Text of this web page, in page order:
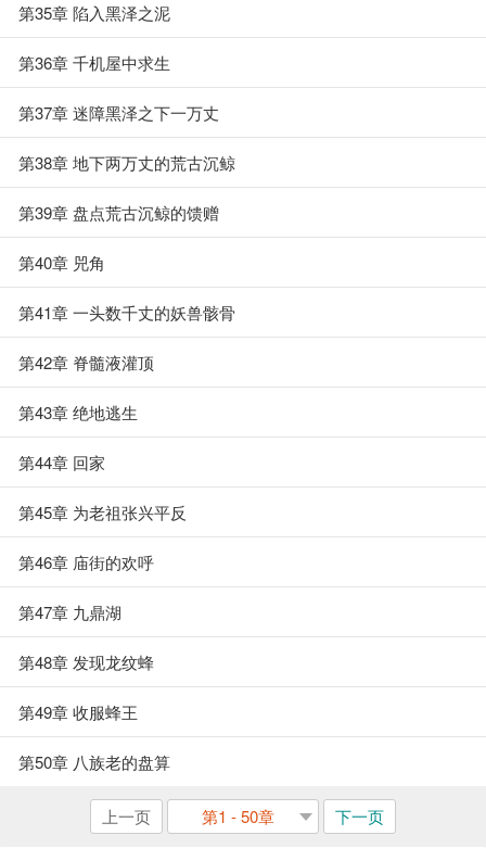
第35章 陷入黑泽之泥
第36章 千机屋中求生
第37章 迷障黑泽之下一万丈
第38章 地下两万丈的荒古沉鲸
第39章 盘点荒古沉鲸的馈赠
第40章 兕角
第41章 一头数千丈的妖兽骸骨
第42章 脊髓液灌顶
第43章 绝地逃生
第44章 回家
第45章 为老祖张兴平反
第46章 庙街的欢呼
第47章 九鼎湖
第48章 发现龙纹蜂
第49章 收服蜂王
第50章 八族老的盘算
上一页 第1 - 50章 下一页